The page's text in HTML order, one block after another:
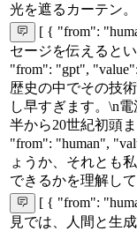
光を遮るカーテン
[ { "from":
セージを伝えると
"from": "gpt",
歴史の中でその技
し早すぎます。\n
半から20世紀初頭
"from": "human",
ょうか、それとも
できるかを理解し
[ { "from":
見では、人間と生